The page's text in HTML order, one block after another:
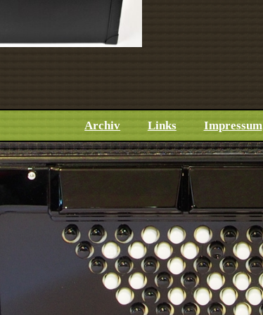
Archiv Links Impressum